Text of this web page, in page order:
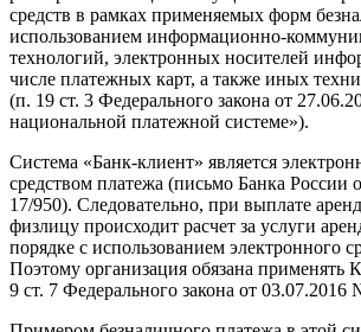
средств в рамках применяемых форм
использованием информационно-
технологий, электронных носителей
числе платежных карт, а также иных
(п. 19 ст. 3 Федерального закона от
национальной платежной системе»).
Система «Банк-клиент» является
средством платежа (письмо Банка России
17/950). Следовательно, при выплате
физлицу происходит расчет за услуги
порядке с использованием электронного
Поэтому организация обязана применять
9 ст. 7 Федерального закона от